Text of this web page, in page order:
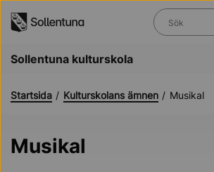
Vad söker du?
Sollentuna kulturskola
Startsida Kulturskolans ämnen Musikal
Musikal